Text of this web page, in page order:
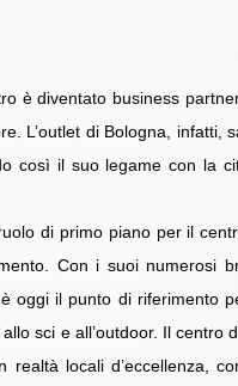
è diventato business
L’outlet di Bologna, infatti,
così il suo legame con la
di primo piano per il
Con i suoi numerosi
oggi il punto di riferimento
sci e all’outdoor. Il centro
locali d’eccellenza,